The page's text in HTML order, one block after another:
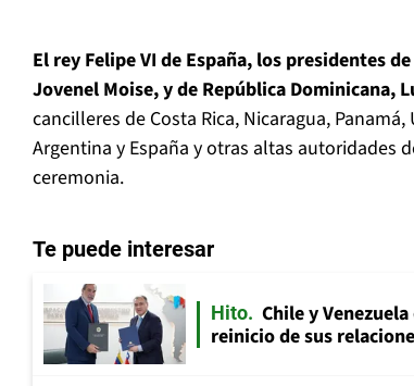
El rey Felipe VI de España, los presidentes
Jovenel Moise, y de República Dominicana,
cancilleres de Costa Rica, Nicaragua,
Argentina y España y otras altas autoridades
ceremonia.
Te puede interesar
Hito
Chile y
reinicio de sus